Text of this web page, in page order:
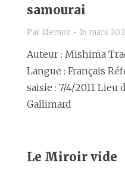
samourai
Par lifemoz 16 mars
Auteur : Mishima
Langue : Français
saisie : 7/4/2011 Lieu
Gallimard
Le Miroir vide